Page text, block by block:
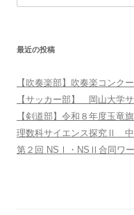
最近の投稿
【吹奏楽部】吹奏楽コンク
【サッカー部】 岡山大学
【剣道部】令和８年度玉竜
理数科サイエンス探究Ⅱ 中
第２回 NSⅠ・NSⅡ合同ワ